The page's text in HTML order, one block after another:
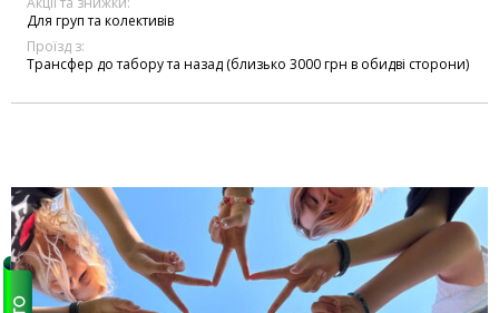
Для груп та колективів
Проїзд з:
Трансфер до табору та назад (близько 3000 грн в обидві сторони)